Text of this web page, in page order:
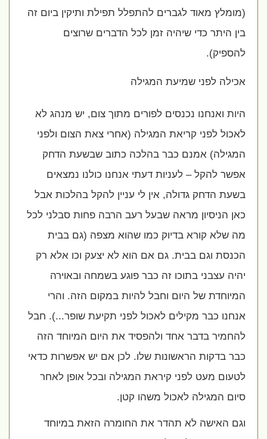
(מומלץ מאוד לגברים להתפלל תפילת ותיקין ביום זה
בין היתר כדי שיהיה זמן לכל הדברים שרוצים
להספיק).
אכילה לפני שמיעת המגילה
היות ואנחנו נכנסים לפורים מתוך צום, יש מנהג לא
לאכול לפני קריאת המגילה (אחרי צאת הצום ולפני
המגילה) אמנם כבר בהלכה כתוב שבשעת הדחק
אפשר להקל – לעניות דעתי אנחנו כולנו נמצאים
בשעת הדחק גדולה, אין לי עניין להקל בהלכות אבל
כאן הניסיון מראה שבעל רעב הרבה פחות סבלני לכל
מה שלא קורא בדיוק כמו שהוא מצפה (גם בבית
הכנסת וגם בבית. גם אם הוא לא יצעק וכו אלא רק
יהיה עצבני בתוכו זה כבר פוגע בשמחה ובאוירה
המיוחדת של היום וחבל להיות במקום הזה. והרי
אנחנו כבר מקילים לאכול לפני תקיעת שופר...). חבל
להחמיר בדבר אחד ולהפסיד את היום המיוחד הזה
כבר בדקות הראשונות שלו. לכן אם יש אפשרות כדאי
לטעום מעט לפני קיראת המגילה ובכל אופן לאחר
סיום המגילה לאכול משהו קטן.
וגם האישה לא תהדר את החומרה הזאת במיוחד